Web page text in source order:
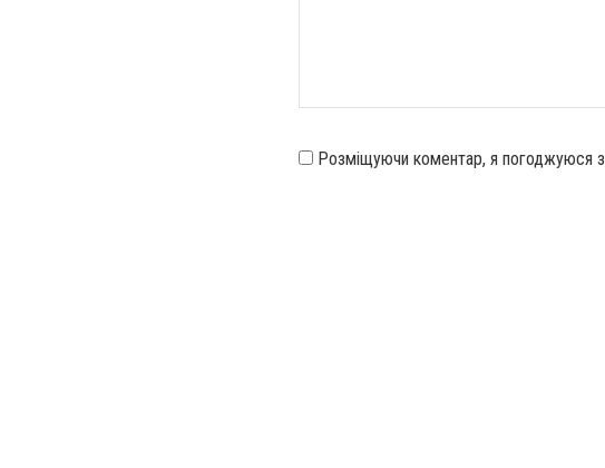
Розміщуючи коментар, я погоджуюся з